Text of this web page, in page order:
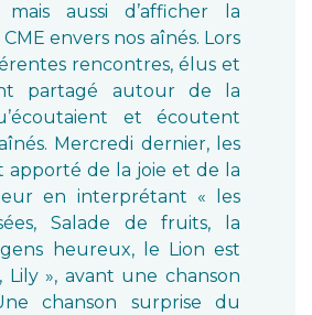
mais aussi d’afficher la
envers nos aînés. Lors
rencontres, élus et
partagé autour de la
et écoutent
Mercredi dernier, les
apporté de la joie et de la
en interprétant « les
Salade de fruits, la
heureux, le Lion est
Lily », avant une chanson
chanson surprise du